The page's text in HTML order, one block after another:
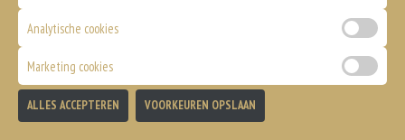
Geserveerd met friet of aadrappelschijfjes, salade en saus naar keuze
€ 0,00
Analytische cookies
Marketing cookies
ALLES ACCEPTEREN VOORKEUREN OPSLAAN